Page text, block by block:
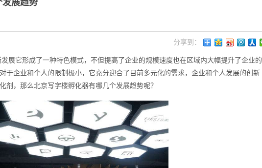
发展趋势
分享到：
展它形成了一种特色模式，不但提高了企业的规模速度也在区域内大幅提升了企业的
于企业和个人的限制极小，它充分迎合了目前多元化的需求，企业和个人发展的创新
剂，那么北京写字楼孵化器有哪几个发展趋势呢？